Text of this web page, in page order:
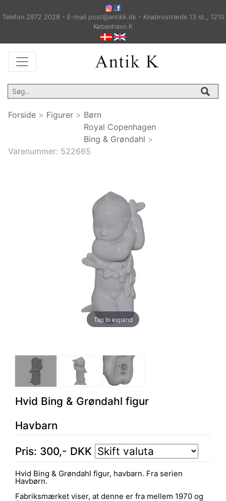
Telefon 2972 2028 - E-mail post@antikk.dk - Knabrostræde 13 st., 1210
København K
Forside > Figurer > Børn
Royal Copenhagen
Bing & Grøndahl >
Varenummer: 522665
Tap to expand
Hvid Bing & Grøndahl figur
Havbarn
Pris: 300,- DKK
Hvid Bing & Grøndahl figur, havbarn. Fra serien
Havbørn.
Fabriksmærket viser, at denne er fra mellem 1970 og